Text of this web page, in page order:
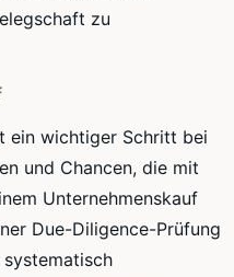
zu
ein wichtiger Schritt bei
und Chancen, die mit
Unternehmenskauf
Due-Diligence-Prüfung